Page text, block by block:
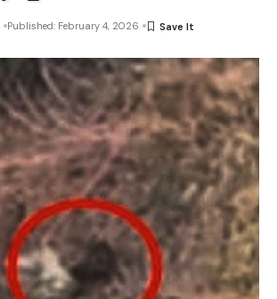
Published: February 4, 2026